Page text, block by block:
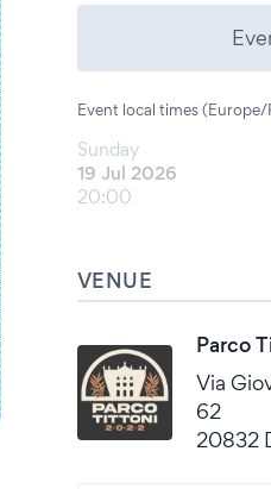
Event local times (Europe/
Sunday
19 Jul 2026
20:00
VENUE
Parco
Via
62
20832